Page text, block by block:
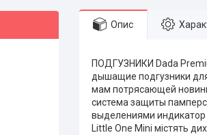
Опис
ПОДГУЗНИКИ Dada
дышащие подгузники
мам потрясающей
система защиты
выделениями индикатор
Little One Mini містять